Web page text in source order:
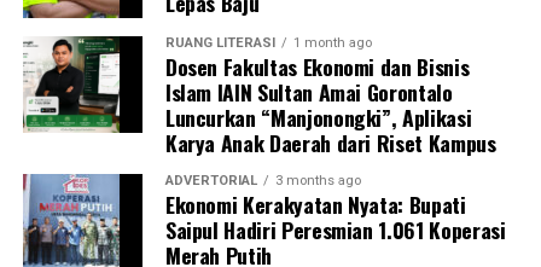
termasuk personel Ditpolairud yang tiba pertama di
lokasi, Kepala Desa Motihelumo, warga pelapor, serta
masyarakat sekitar.
Peristiwa ini dipastikan melanggar sejumlah ketentuan
pidana berlapis. Para pelaku terancam dijerat atas
tindak pidana pengangkutan barang berbahaya tanpa
proses kepabeanan, pelanggaran pelayaran,
perdagangan tanpa izin resmi, serta pelanggaran
RUANG LITERASI 1 month ago
Dosen Fakultas Ekonomi dan Bisnis
Islam IAIN Sultan Amai Gorontalo
Luncurkan “Manjonongki”, Aplikasi
Karya Anak Daerah dari Riset Kampus
ADVERTORIAL 3 months ago
Ekonomi Kerakyatan Nyata: Bupati
Saipul Hadiri Peresmian 1.061 Koperasi
Merah Putih